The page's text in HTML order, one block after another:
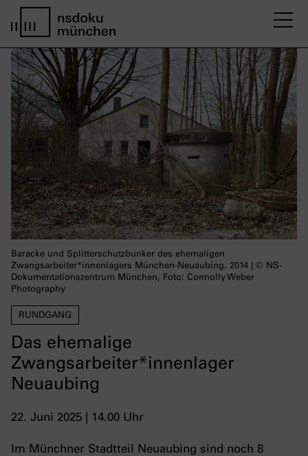
RUNDGANG
Das ehemalige
Zwangsarbeiter*innenlager
Neuaubing
22. Juni 2025 | 14.00 Uhr
Baracke und Splitterschutzbunker des ehemaligen
Zwangsarbeiter*innenlagers München-Neuaubing, 2014 | © NS-
Dokumentationszentrum München, Foto: Connolly Weber
Photography
Im Münchner Stadtteil Neuaubing sind noch 8